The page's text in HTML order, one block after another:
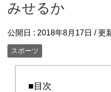
みせるか
公開日 : 2018年8月17日 / 更
スポーツ
■目次